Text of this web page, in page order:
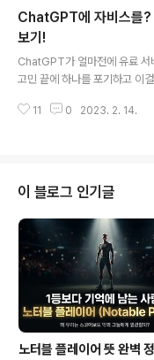
면에 확장 프로그램 관리 아이
서 직접 입력해서 진입을 해
ions 확장 프로그램을 설치해
로그램" 페이지로 진입을 합니
총 3개의 버튼이 나옵니다. "압
ChatGPT에 자비스를
보기!
ChatGPT가 얼마전에 유료 서
고민 끝에 하나를 포기하고 이
유료로 쓰자고 마음 먹은 이유
아? 무슨 말을 하려고 멈추니?"
빠르다네요. 그래서 고민 끝에
을 하다 보니.. 귀차니즘 발동..
싶었는데.. 그래서 chatgpt에
을 할 수 있는 방법 있냐고~ 결
11 0 2023. 2. 14.
이 블로그 인기글
노터블 플레이어 뜻 완벽